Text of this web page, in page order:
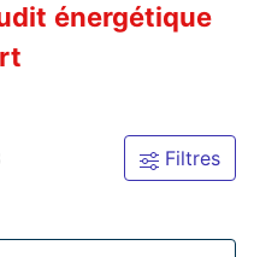
énergétique
Filtres